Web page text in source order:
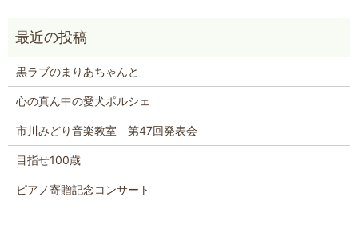
黒ラブのまりあちゃんと
心の真ん中の愛犬ポルシェ
市川みどり音楽教室 第47回発表会
目指せ100歳
ピアノ寄贈記念コンサート